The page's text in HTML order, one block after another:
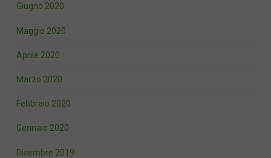
Giugno 2020
Maggio 2020
Aprile 2020
Marzo 2020
Febbraio 2020
Gennaio 2020
Dicembre 2019